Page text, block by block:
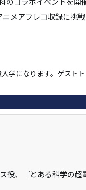
メアフレコ収録に挑
になります。ゲスト
役、『とある科学の